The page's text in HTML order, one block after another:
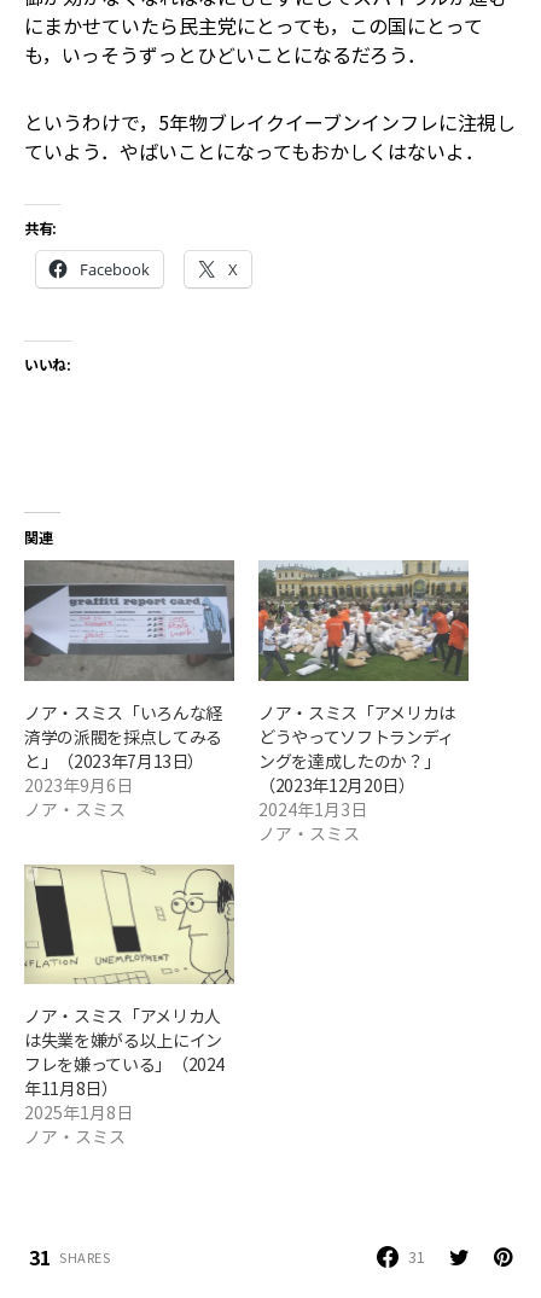
にまかせていたら――民主党にとっても，この国にとって
も，いっそうずっとひどいことになるだろう．
というわけで，5年物ブレイクイーブンインフレに注視し
ていよう．やばいことになってもおかしくはないよ．
共有:
Facebook X
いいね:
関連
ノア・スミス「いろんな経
済学の派閥を採点してみる
と」（2023年7月13日）
2023年9月6日
ノア・スミス
ノア・スミス「アメリカは
どうやってソフトランディ
ングを達成したのか？」
（2023年12月20日）
2024年1月3日
ノア・スミス
ノア・スミス「アメリカ人
は失業を嫌がる以上にイン
フレを嫌っている」（2024
年11月8日）
2025年1月8日
ノア・スミス
31 SHARES 31